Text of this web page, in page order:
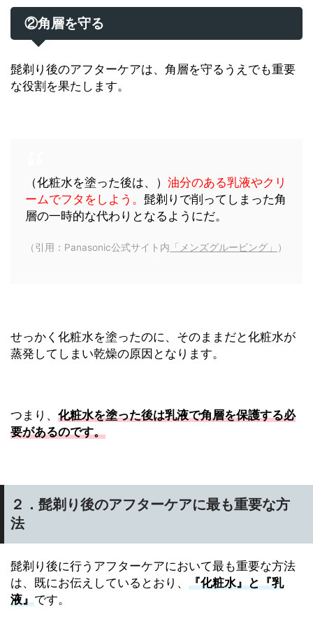
②角層を守る
髭剃り後のアフターケアは、角層を守るうえでも重要
な役割を果たします。
（化粧水を塗った後は、） 油分のある乳液やクリ
ームでフタをしよう。 髭剃りで削ってしまった角
層の一時的な代わりとなるようにだ。
（引用：Panasonic公式サイト内 「メンズグルービング」 ）
せっかく化粧水を塗ったのに、そのままだと化粧水が
蒸発してしまい乾燥の原因となります。
つまり、 化粧水を塗った後は乳液で角層を保護する必
要があるのです。
２．髭剃り後のアフターケアに最も重要な方
法
髭剃り後に行うアフターケアにおいて最も重要な方法
は、既にお伝えしているとおり、 『化粧水』と『乳
液』です。